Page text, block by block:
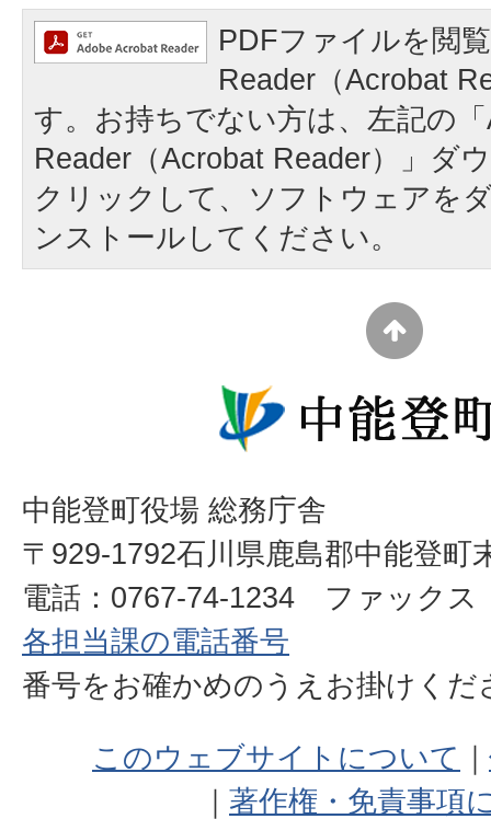
PDFファイルを閲
Reader（Acrobat
す。お持ちでない方は、左記の
Reader（Acrobat Reader）」ダ
クリックして、ソフトウェアを
ンストールしてください。
中能登町役場 総務庁舎
〒929-1792石川県鹿島郡中能登町
電話：0767-74-1234 ファックス
各担当課の電話番号
番号をお確かめのうえお掛けく
このウェブサイトについて
著作権・免責事項